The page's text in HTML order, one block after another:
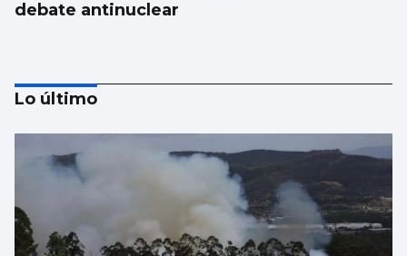
debate antinuclear
Lo último